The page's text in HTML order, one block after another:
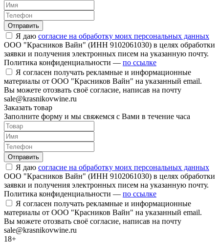
Отправить
Я даю согласие на обработку моих персональных данных
ООО "Красников Вайн" (ИНН 9102061030) в целях обработки
заявки и получения электронных писем на указанную почту.
Политика конфиденциальности — по ссылке
Я согласен получать рекламные и информационные
материалы от ООО "Красников Вайн" на указанный email.
Вы можете отозвать своё согласие, написав на почту
sale@krasnikovwine.ru
Заказать товар
Заполните форму и мы свяжемся с Вами в течение часа
Отправить
Я даю согласие на обработку моих персональных данных
ООО "Красников Вайн" (ИНН 9102061030) в целях обработки
заявки и получения электронных писем на указанную почту.
Политика конфиденциальности — по ссылке
Я согласен получать рекламные и информационные
материалы от ООО "Красников Вайн" на указанный email.
Вы можете отозвать своё согласие, написав на почту
sale@krasnikovwine.ru
18+